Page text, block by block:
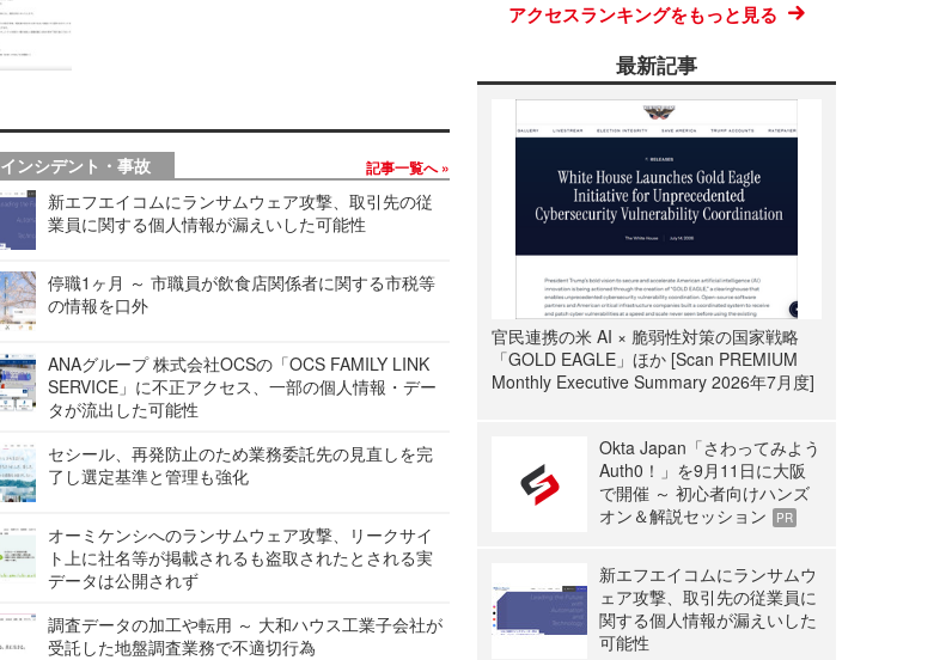
インシデント・事故 記事一覧へ
新エフエイコムにランサムウェア攻撃、取引先の従
業員に関する個人情報が漏えいした可能性
停職1ヶ月 ～ 市職員が飲食店関係者に関する市税等
の情報を口外
ANAグループ 株式会社OCSの「OCS FAMILY LINK
SERVICE」に不正アクセス、一部の個人情報・デー
タが流出した可能性
セシール、再発防止のため業務委託先の見直しを完
了し選定基準と管理も強化
オーミケンシへのランサムウェア攻撃、リークサイ
ト上に社名等が掲載されるも盗取されたとされる実
データは公開されず
調査データの加工や転用 ～ 大和ハウス工業子会社が
受託した地盤調査業務で不適切行為
アクセスランキングをもっと見る
最新記事
官民連携の米 AI × 脆弱性対策の国家戦略
「GOLD EAGLE」ほか [Scan PREMIUM
Monthly Executive Summary 2026年7月度]
Okta Japan「さわってみよう
Auth0！」を9月11日に大阪
で開催 ～ 初心者向けハンズ
オン＆解説セッション
PR
新エフエイコムにランサムウ
ェア攻撃、取引先の従業員に
関する個人情報が漏えいした
可能性